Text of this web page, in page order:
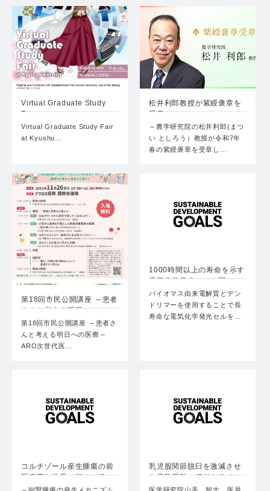
Virtual Graduate Study
F…
Virtual Graduate Study Fair
at Kyushu…
松井利郎教授が紫綬褒章を
受章
～農学研究院の松井利郎(まつ
い としろう）教授が令和7年
春の紫綬褒章を受章し…
第18回市民公開講座 ～患者
さんと考える明日への…
第18回市民公開講座 ～患者さ
んと考える明日への医療～
ARO次世代医…
1000時間以上の寿命を示す
電気化学発光セルを開…
バイオマス由来電解質とデン
ドリマーを使用することで長
寿命な電気化学発光セルを…
コルチゾール産生腫瘍の前
駆病変を世界で初めて発
見…
乳児股関節脱臼を激減させ
た予防運動の価値をライ
フ…